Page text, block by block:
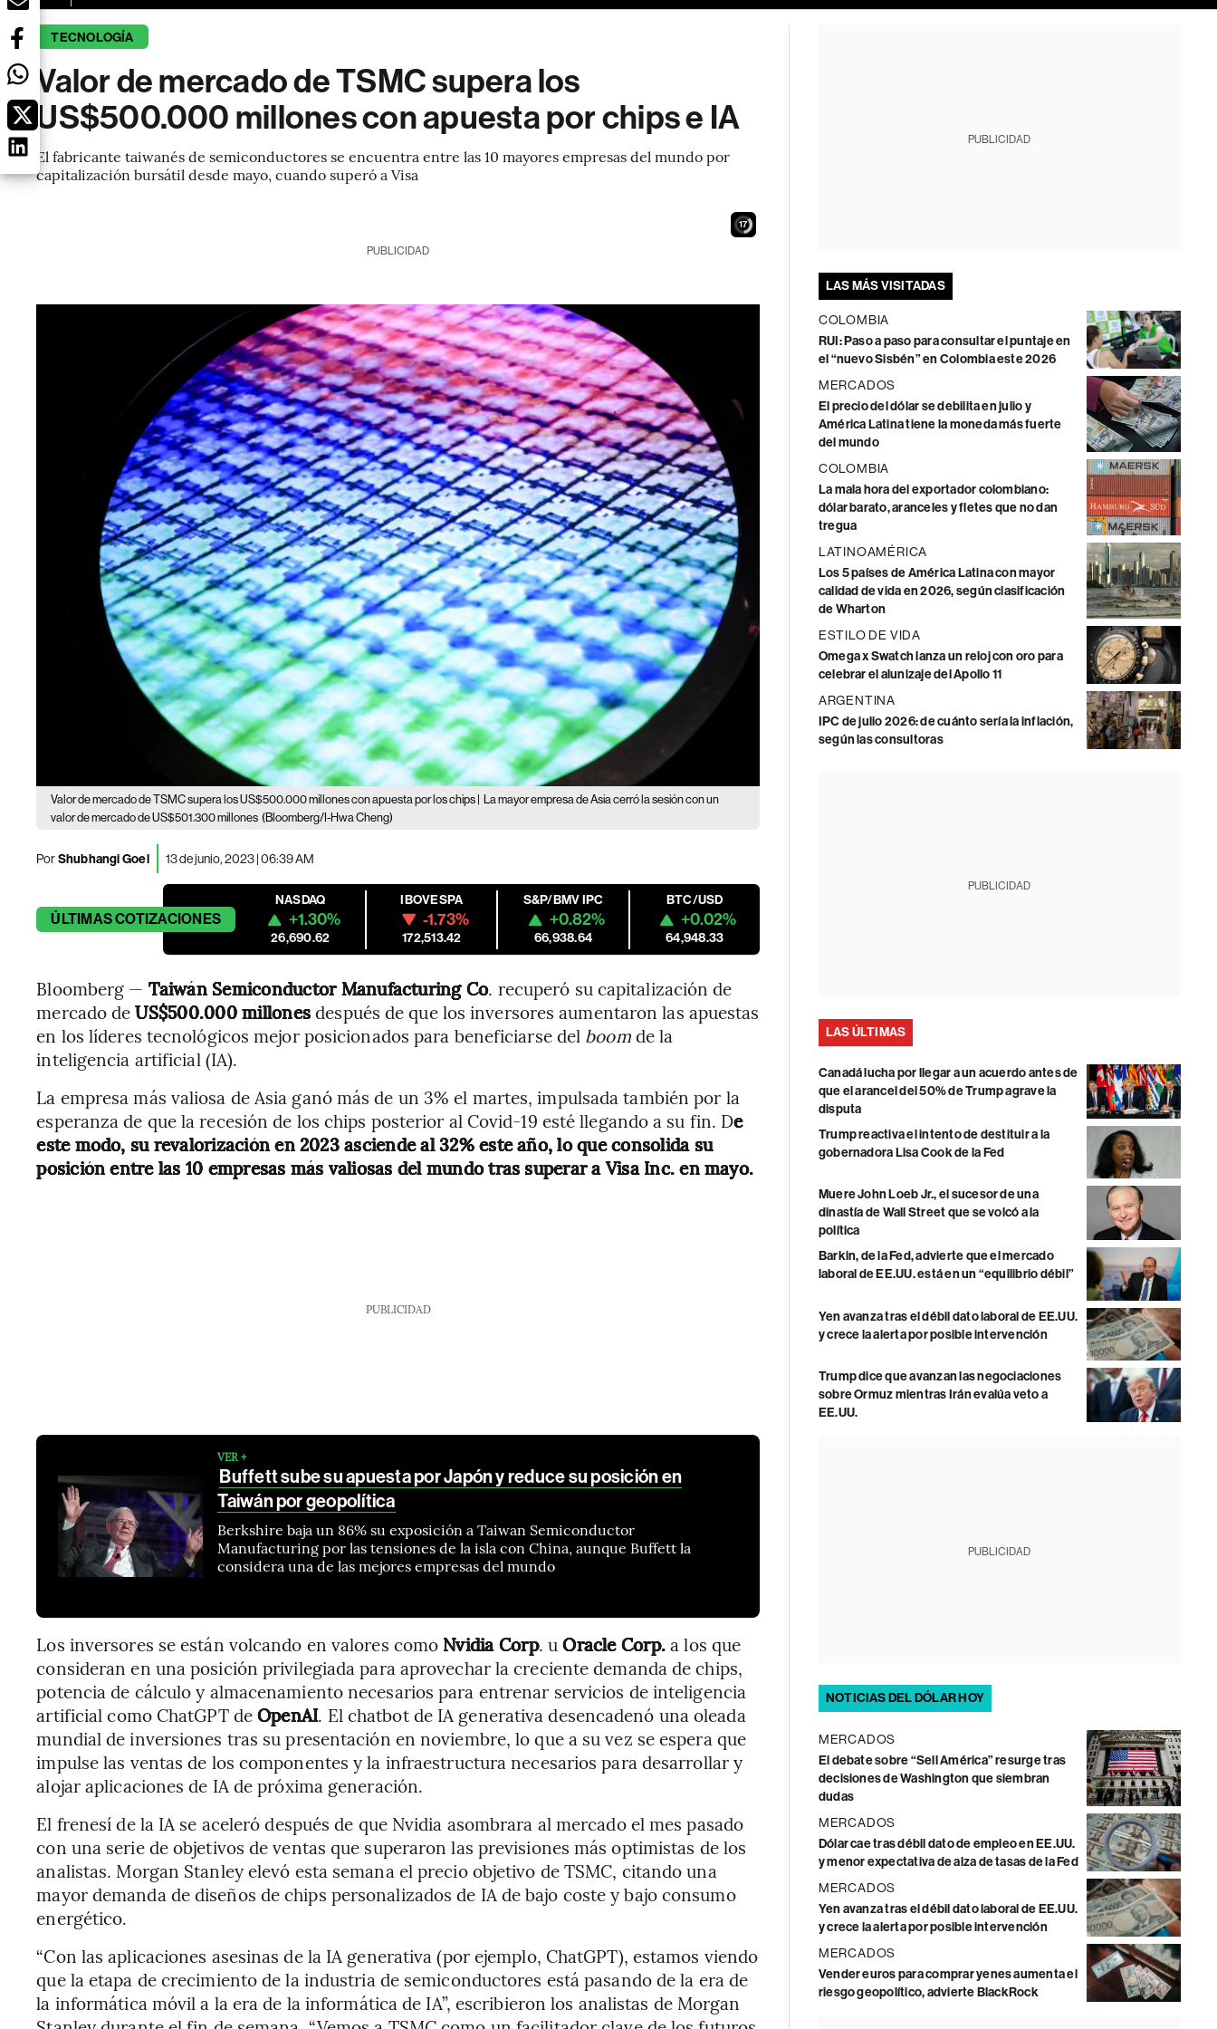
TECNOLOGÍA
Valor de mercado de TSMC supera los
US$500.000 millones con apuesta por chips e IA
El fabricante taiwanés de semiconductores se encuentra entre las 10 mayores empresas del mundo por
capitalización bursátil desde mayo, cuando superó a Visa
16
PUBLICIDAD
Valor de mercado de TSMC supera los US$500.000 millones con apuesta por los chips |
La mayor empresa de Asia cerró la sesión con un
valor de mercado de US$501.300 millones (Bloomberg/I-Hwa Cheng)
PorShubhangi Goel 13 de junio, 2023 | 06:39 AM
ÚLTIMASCOTIZACIONES
NASDAQ
+1.30%
26,690.62
IBOVESPA
-1.73%
172,513.42
S&P/BMV IPC
+0.82%
66,938.64
BTC/USD
+0.02%
64,948.33
Bloomberg — Taiwán Semiconductor Manufacturing Co. recuperó su capitalización de
mercado deUS$500.000 millonesdespués de que los inversores aumentaron las apuestas
en los líderes tecnológicos mejor posicionados para beneficiarse del boomde la
inteligencia artificial (IA).
La empresa más valiosa de Asia ganó más de un 3% el martes, impulsada también por la
esperanza de que la recesión de los chips posterior al Covid-19 esté llegando a su fin. De
este modo, su revalorización en 2023 asciende al 32% este año, lo que consolida su
posición entre las 10 empresas más valiosas del mundo tras superar a Visa Inc. en mayo.
PUBLICIDAD
VER +
Buffett sube su apuesta por Japón y reduce su posición en
Taiwán por geopolítica
Berkshire baja un 86% su exposición a Taiwan Semiconductor
Manufacturing por las tensiones de la isla con China, aunque Buffett la
considera una de las mejores empresas del mundo
Los inversores se están volcando en valores como Nvidia Corp. uOracle Corp.a los que
consideran en una posición privilegiada para aprovechar la creciente demanda de chips,
potencia de cálculo y almacenamiento necesarios para entrenar servicios de inteligencia
artificial como ChatGPT deOpenAI. El chatbot de IA generativa desencadenó una oleada
mundial de inversiones tras su presentación en noviembre, lo que a su vez se espera que
impulse las ventas de los componentes y la infraestructura necesarios para desarrollar y
alojar aplicaciones de IA de próxima generación.
El frenesí de la IA se aceleró después de que Nvidia asombrara al mercado el mes pasado
con una serie de objetivos de ventas que superaron las previsiones más optimistas de los
analistas. Morgan Stanley elevó esta semana el precio objetivo de TSMC, citando una
mayor demanda de diseños de chips personalizados de IA de bajo coste y bajo consumo
energético.
“Con las aplicaciones asesinas de la IA generativa (por ejemplo, ChatGPT), estamos viendo
que la etapa de crecimiento de la industria de semiconductores está pasando de la era de
la informática móvil a la era de la informática de IA”, escribieron los analistas de Morgan
PUBLICIDAD
LAS MÁS VISITADAS
COLOMBIA
RUI: Paso a paso para consultar el puntaje en
el “nuevo Sisbén” en Colombia este 2026
MERCADOS
El precio del dólar se debilita en julio y
América Latina tiene la moneda más fuerte
del mundo
COLOMBIA
La mala hora del exportador colombiano:
dólar barato, aranceles y fletes que no dan
tregua
LATINOAMÉRICA
Los 5 países de América Latina con mayor
calidad de vida en 2026, según clasificación
de Wharton
ESTILO DE VIDA
Omega x Swatch lanza un reloj con oro para
celebrar el alunizaje del Apollo 11
ARGENTINA
IPC de julio 2026: de cuánto sería la inflación,
según las consultoras
PUBLICIDAD
LAS ÚLTIMAS
Canadá lucha por llegar a un acuerdo antes de
que el arancel del 50% de Trump agrave la
disputa
Trump reactiva el intento de destituir a la
gobernadora Lisa Cook de la Fed
Muere John Loeb Jr., el sucesor de una
dinastía de Wall Street que se volcó a la
política
Barkin, de la Fed, advierte que el mercado
laboral de EE.UU. está en un “equilibrio débil”
Yen avanza tras el débil dato laboral de EE.UU.
y crece la alerta por posible intervención
Trump dice que avanzan las negociaciones
sobre Ormuz mientras Irán evalúa veto a
EE.UU.
PUBLICIDAD
NOTICIAS DEL DÓLAR HOY
MERCADOS
El debate sobre “Sell América” resurge tras
decisiones de Washington que siembran
dudas
MERCADOS
Dólar cae tras débil dato de empleo en EE.UU.
y menor expectativa de alza de tasas de la Fed
MERCADOS
Yen avanza tras el débil dato laboral de EE.UU.
y crece la alerta por posible intervención
MERCADOS
Vender euros para comprar yenes aumenta el
riesgo geopolítico, advierte BlackRock